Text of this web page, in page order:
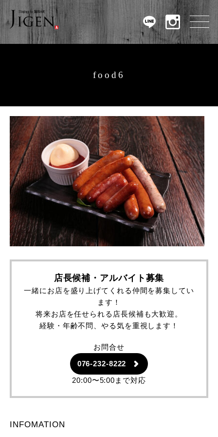
food6
店長候補・アルバイト募集
一緒にお店を盛り上げてくれる仲間を募集してい
ます！
将来お店を任せられる店長候補も大歓迎。
経験・年齢不問、やる気を重視します！
お問合せ
076-232-8222
20:00〜5:00まで対応
INFOMATION